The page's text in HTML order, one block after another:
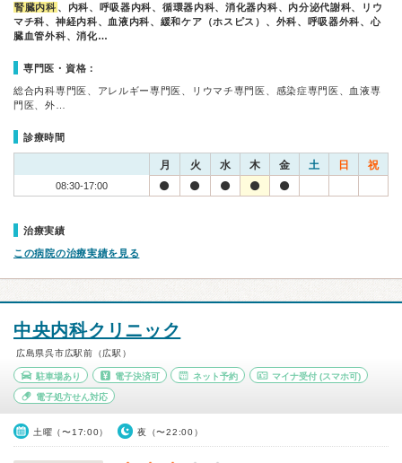
腎臓内科 、内科、呼吸器内科、循環器内科、消化器内科、内分泌代謝科、リウ
マチ科、神経内科、血液内科、緩和ケア（ホスピス）、外科、呼吸器外科、心
臓血管外科、消化…
専門医・資格：
総合内科専門医、アレルギー専門医、リウマチ専門医、感染症専門医、血液専
門医、外…
診療時間
月 火 水 木 金 土 日 祝
08:30-17:00
治療実績
この病院の治療実績を見る
中央内科クリニック
広島県呉市広駅前（広駅）
駐車場あり 電子決済可 ネット予約 マイナ受付 (スマホ可)
電子処方せん対応
土曜（〜17:00） 夜（〜22:00）